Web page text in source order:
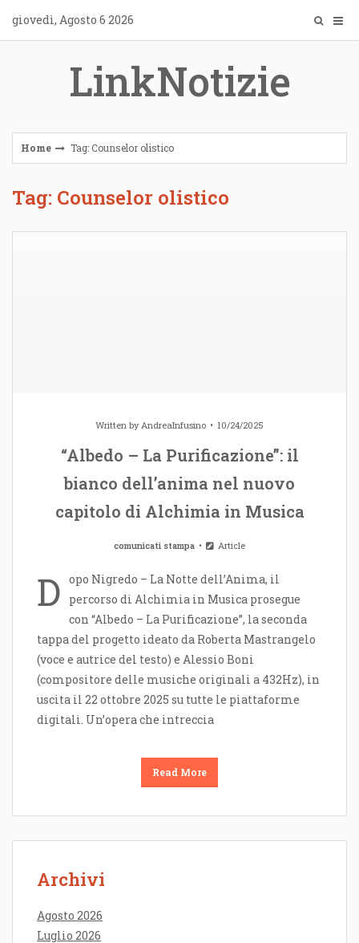
content
giovedì, Agosto 6 2026
LinkNotizie
Home Tag: Counselor olistico
Tag: Counselor olistico
Written byAndreaInfusino 10/24/2025
“Albedo – La Purificazione”: il
bianco dell’anima nel nuovo
capitolo di Alchimia in Musica
comunicati stampa Article
D opo Nigredo – La Notte dell’Anima, il
percorso di Alchimia in Musica prosegue
con “Albedo – La Purificazione”, la seconda
tappa del progetto ideato da Roberta Mastrangelo
(voce e autrice del testo) e Alessio Boni
(compositore delle musiche originali a 432Hz), in
uscita il 22 ottobre 2025 su tutte le piattaforme
digitali. Un’opera che intreccia
Read More
Archivi
Agosto 2026
Luglio 2026